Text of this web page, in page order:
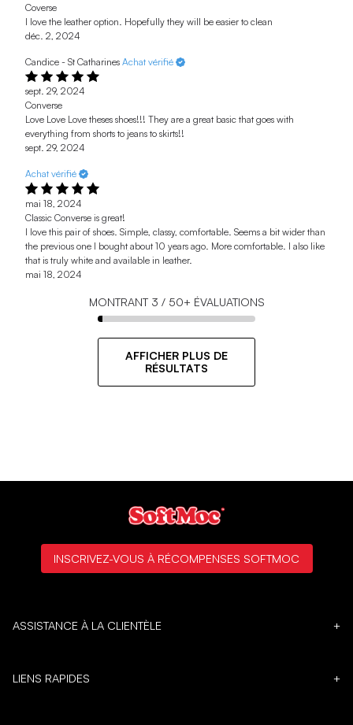
Coverse
I love the leather option. Hopefully they will be easier to clean
déc. 2, 2024
Candice - St Catharines Achat vérifié
sept. 29, 2024
Converse
Love Love Love theses shoes!!! They are a great basic that goes with
everything from shorts to jeans to skirts!!
sept. 29, 2024
Achat vérifié
mai 18, 2024
Classic Converse is great!
I love this pair of shoes. Simple, classy, comfortable. Seems a bit wider than
the previous one I bought about 10 years ago. More comfortable. I also like
that is truly white and available in leather.
mai 18, 2024
MONTRANT 3 / 50+ ÉVALUATIONS
AFFICHER PLUS DE
RÉSULTATS
ASSISTANCE À LA CLIENTÈLE +
LIENS RAPIDES +
INSCRIVEZ-VOUS À RÉCOMPENSES SOFTMOC